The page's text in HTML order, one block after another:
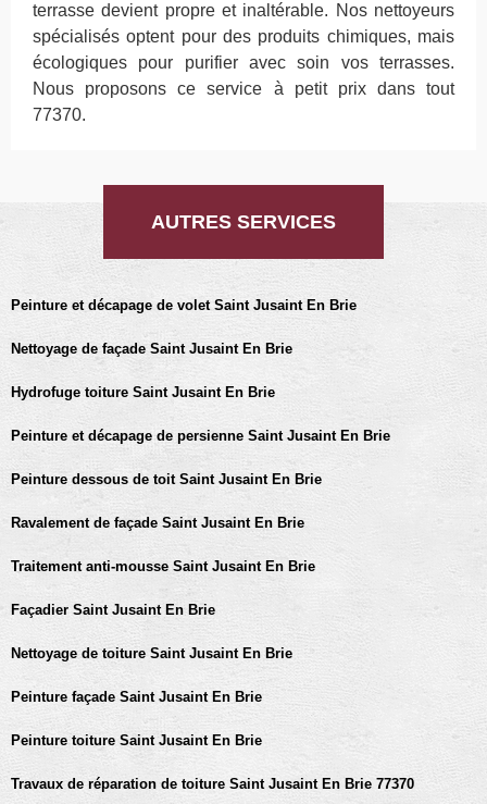
terrasse devient propre et inaltérable. Nos nettoyeurs
spécialisés optent pour des produits chimiques, mais
écologiques pour purifier avec soin vos terrasses.
Nous proposons ce service à petit prix dans tout
77370.
AUTRES SERVICES
Peinture et décapage de volet Saint Jusaint En Brie
Nettoyage de façade Saint Jusaint En Brie
Hydrofuge toiture Saint Jusaint En Brie
Peinture et décapage de persienne Saint Jusaint En Brie
Peinture dessous de toit Saint Jusaint En Brie
Ravalement de façade Saint Jusaint En Brie
Traitement anti-mousse Saint Jusaint En Brie
Façadier Saint Jusaint En Brie
Nettoyage de toiture Saint Jusaint En Brie
Peinture façade Saint Jusaint En Brie
Peinture toiture Saint Jusaint En Brie
Travaux de réparation de toiture Saint Jusaint En Brie 77370